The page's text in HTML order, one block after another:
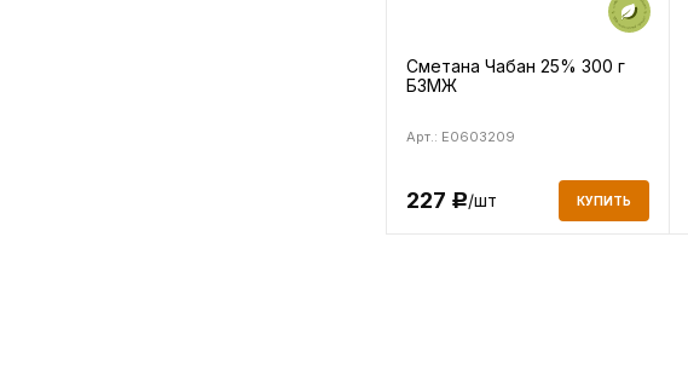
Сметана Чабан 25% 300 г
БЗМЖ
Арт.: E0603209
227 Р/шт КУПИТЬ